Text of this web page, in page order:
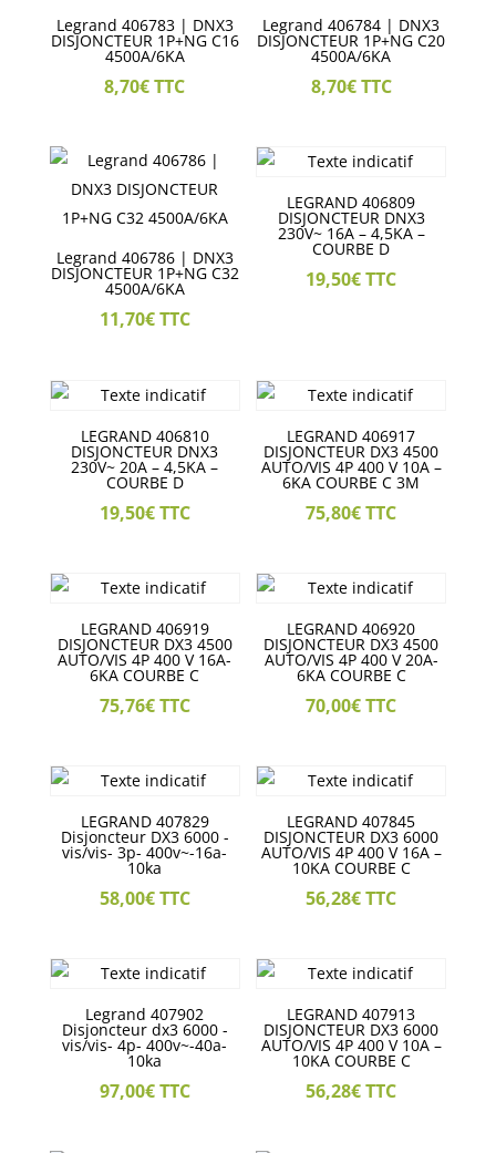
Legrand 406783 | DNX3
DISJONCTEUR 1P+NG C16
4500A/6KA
8,70€TTC
Legrand 406784 | DNX3
DISJONCTEUR 1P+NG C20
4500A/6KA
8,70€TTC
Legrand 406786 | DNX3
DISJONCTEUR 1P+NG C32
4500A/6KA
11,70€TTC
LEGRAND 406809
DISJONCTEUR DNX3
230V~ 16A – 4,5KA –
COURBE D
19,50€TTC
LEGRAND 406810
DISJONCTEUR DNX3
230V~ 20A – 4,5KA –
COURBE D
19,50€TTC
LEGRAND 406917
DISJONCTEUR DX3 4500
AUTO/VIS 4P 400 V 10A –
6KA COURBE C 3M
75,80€TTC
LEGRAND 406919
DISJONCTEUR DX3 4500
AUTO/VIS 4P 400 V 16A-
6KA COURBE C
75,76€TTC
LEGRAND 406920
DISJONCTEUR DX3 4500
AUTO/VIS 4P 400 V 20A-
6KA COURBE C
70,00€TTC
LEGRAND 407829
Disjoncteur DX3 6000 -
vis/vis- 3p- 400v~-16a-
10ka
58,00€TTC
LEGRAND 407845
DISJONCTEUR DX3 6000
AUTO/VIS 4P 400 V 16A –
10KA COURBE C
56,28€TTC
Legrand 407902
Disjoncteur dx3 6000 -
vis/vis- 4p- 400v~-40a-
10ka
97,00€TTC
LEGRAND 407913
DISJONCTEUR DX3 6000
AUTO/VIS 4P 400 V 10A –
10KA COURBE C
56,28€TTC